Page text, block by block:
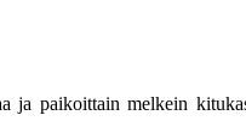
ja paikoittain melkein